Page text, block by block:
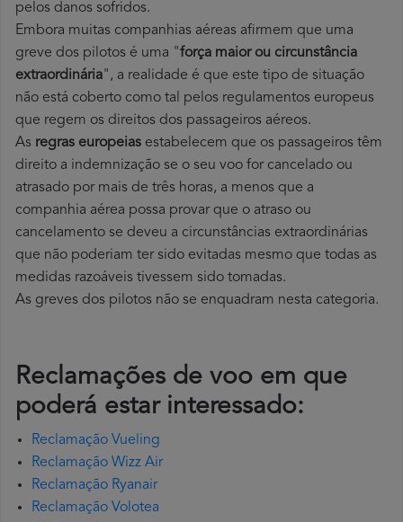
pelos danos sofridos.
Embora muitas companhias aéreas afirmem que uma
greve dos pilotos é uma "força maior ou circunstância
extraordinária", a realidade é que este tipo de situação
não está coberto como tal pelos regulamentos europeus
que regem os direitos dos passageiros aéreos.
As regras europeias estabelecem que os passageiros têm
direito a indemnização se o seu voo for cancelado ou
atrasado por mais de três horas, a menos que a
companhia aérea possa provar que o atraso ou
cancelamento se deveu a circunstâncias extraordinárias
que não poderiam ter sido evitadas mesmo que todas as
medidas razoáveis tivessem sido tomadas.
As greves dos pilotos não se enquadram nesta categoria.
Reclamações de voo em que
poderá estar interessado:
Reclamação Vueling
Reclamação Wizz Air
Reclamação Ryanair
Reclamação Volotea